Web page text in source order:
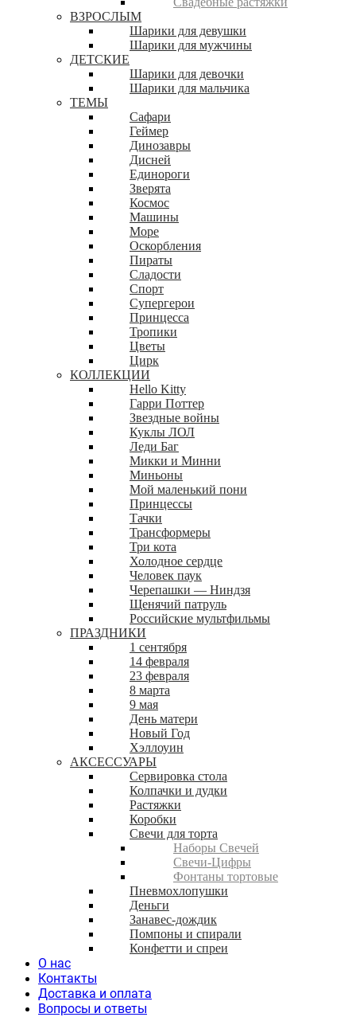
ВЗРОСЛЫМ
Шарики для девушки
Шарики для мужчины
ДЕТСКИЕ
Шарики для девочки
Шарики для мальчика
ТЕМЫ
Сафари
Геймер
Динозавры
Дисней
Единороги
Зверята
Космос
Машины
Море
Оскорбления
Пираты
Сладости
Спорт
Супергерои
Принцесса
Тропики
Цветы
Цирк
КОЛЛЕКЦИИ
Hello Kitty
Гарри Поттер
Звездные войны
Куклы ЛОЛ
Леди Баг
Микки и Минни
Миньоны
Мой маленький пони
Принцессы
Тачки
Трансформеры
Три кота
Холодное сердце
Человек паук
Черепашки — Ниндзя
Щенячий патруль
Российские мультфильмы
ПРАЗДНИКИ
1 сентября
14 февраля
23 февраля
8 марта
9 мая
День матери
Новый Год
Хэллоуин
АКСЕССУАРЫ
Сервировка стола
Колпачки и дудки
Растяжки
Коробки
Свечи для торта
Наборы Свечей
Свечи-Цифры
Фонтаны тортовые
Пневмохлопушки
Деньги
Занавес-дождик
Помпоны и спирали
Конфетти и спреи
О нас
Контакты
Доставка и оплата
Вопросы и ответы